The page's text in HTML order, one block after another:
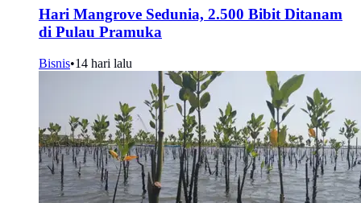
Hari Mangrove Sedunia, 2.500 Bibit Ditanam
di Pulau Pramuka
Bisnis•14 hari lalu